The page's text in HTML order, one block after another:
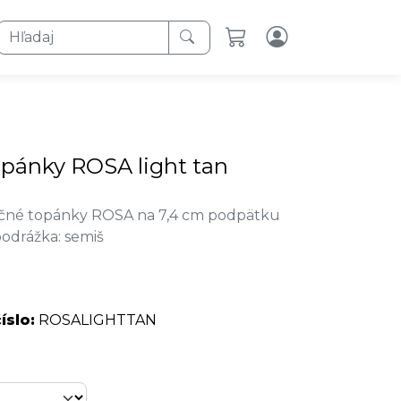
ROSA light tan
topánky ROSA na 7,4 cm podpätku
semiš
ROSALIGHTTAN